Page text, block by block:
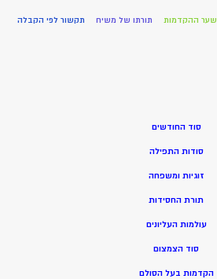
שער ההקדמות תורתו של משיח תקשור לפי הקבלה
סוד החודשים
סודות התפילה
זוגיות ומשפחה
תורת החסידות
עולמות העליונים
סוד הצמצום
הקדמות בעל הסולם